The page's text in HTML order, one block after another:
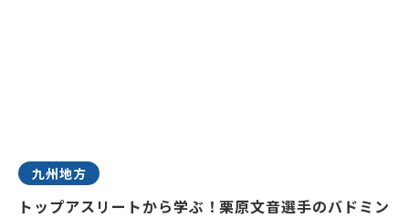
九州地方
トップアスリートから学ぶ！栗原文音選手のバドミン